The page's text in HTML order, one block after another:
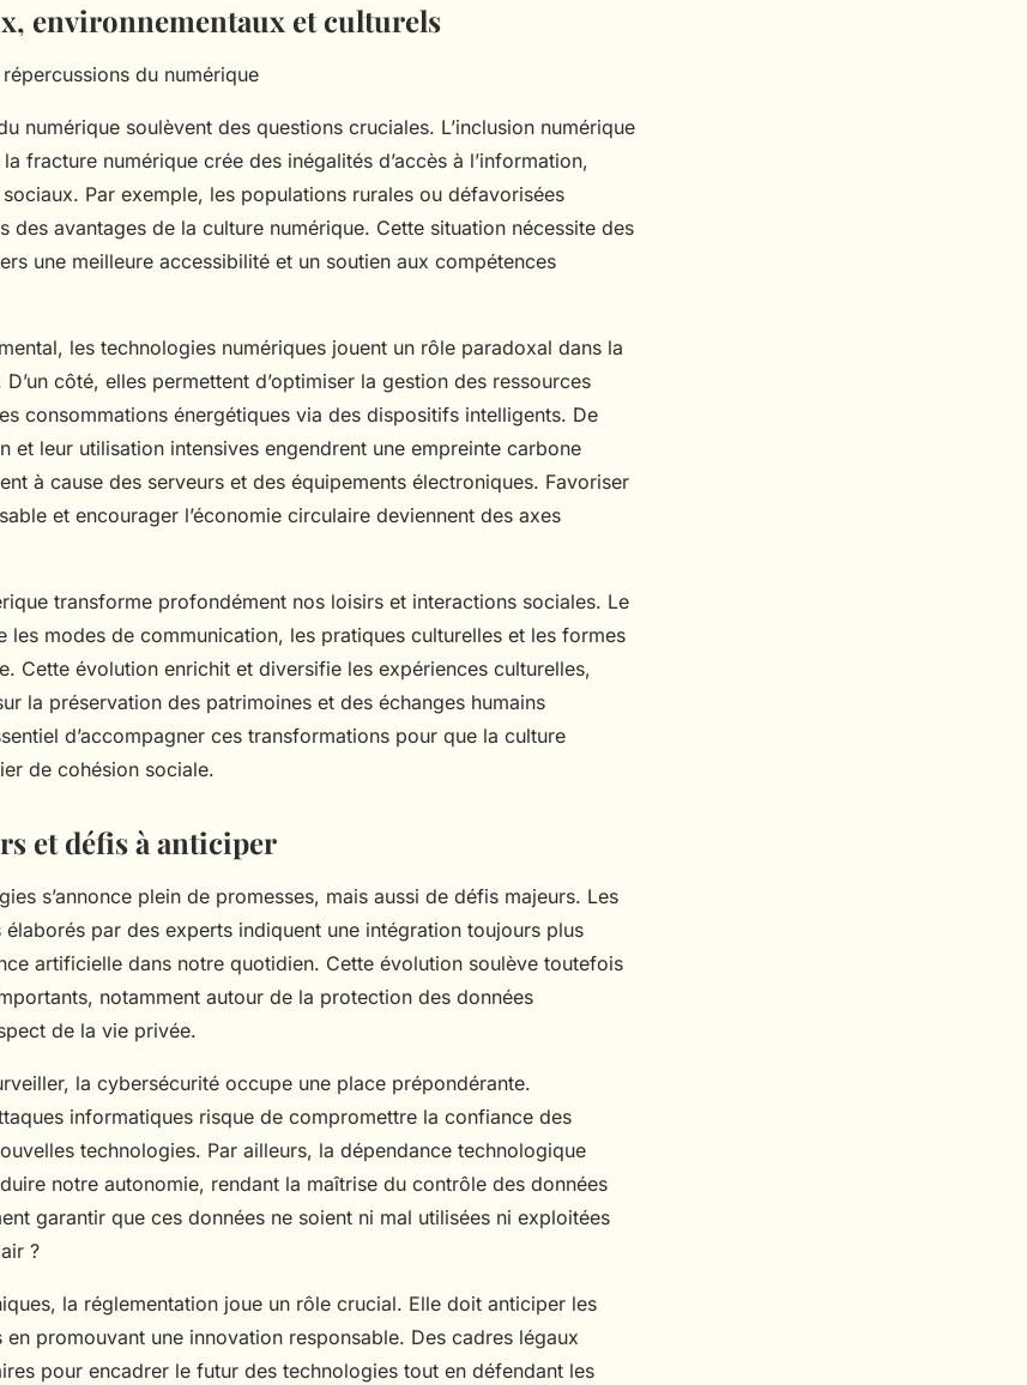
environnementaux et culturels
du numérique
numérique soulèvent des questions cruciales. L’inclusion numérique
fracture numérique crée des inégalités d’accès à l’information,
Par exemple, les populations rurales ou défavorisées
des avantages de la culture numérique. Cette situation nécessite des
une meilleure accessibilité et un soutien aux compétences
les technologies numériques jouent un rôle paradoxal dans la
côté, elles permettent d’optimiser la gestion des ressources
consommations énergétiques via des dispositifs intelligents. De
et leur utilisation intensives engendrent une empreinte carbone
à cause des serveurs et des équipements électroniques. Favoriser
et encourager l’économie circulaire deviennent des axes
transforme profondément nos loisirs et interactions sociales. Le
les modes de communication, les pratiques culturelles et les formes
Cette évolution enrichit et diversifie les expériences culturelles,
la préservation des patrimoines et des échanges humains
d’accompagner ces transformations pour que la culture
de cohésion sociale.
et défis à anticiper
s’annonce plein de promesses, mais aussi de défis majeurs. Les
par des experts indiquent une intégration toujours plus
artificielle dans notre quotidien. Cette évolution soulève toutefois
notamment autour de la protection des données
de la vie privée.
la cybersécurité occupe une place prépondérante.
informatiques risque de compromettre la confiance des
technologies. Par ailleurs, la dépendance technologique
notre autonomie, rendant la maîtrise du contrôle des données
garantir que ces données ne soient ni mal utilisées ni exploitées
?
la réglementation joue un rôle crucial. Elle doit anticiper les
promouvant une innovation responsable. Des cadres légaux
pour encadrer le futur des technologies tout en défendant les